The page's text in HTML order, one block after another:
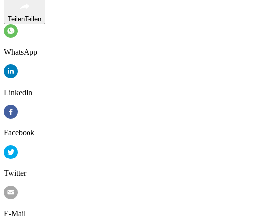
TeilenTeilen
WhatsApp
LinkedIn
Facebook
Twitter
E-Mail